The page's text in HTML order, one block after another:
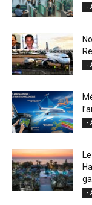
-
-
-
-